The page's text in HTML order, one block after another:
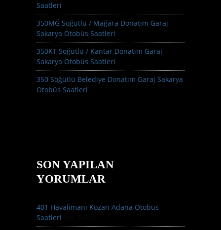
Saatleri
350MĞ Söğütlü / Mağara Donatım Garaj
Sakarya Otobüs Saatleri
350KT Söğütlü / Kantar Donatım Garaj
Sakarya Otobüs Saatleri
350 Söğütlü Belediye Donatım Garaj Sakarya
Otobüs Saatleri
SON YAPILAN
YORUMLAR
401 Havalimanı Kozan Adana Otobüs
Saatleri